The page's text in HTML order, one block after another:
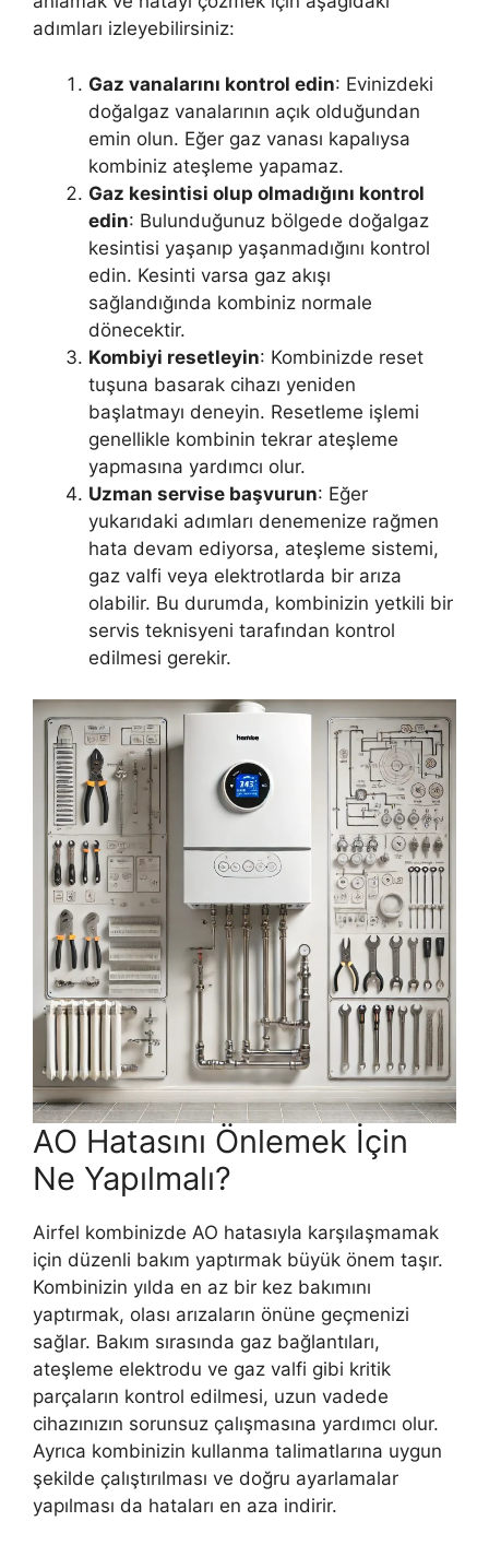
adımları izleyebilirsiniz:
Gaz vanalarını kontrol edin: Evinizdeki
doğalgaz vanalarının açık olduğundan
emin olun. Eğer gaz vanası kapalıysa
kombiniz ateşleme yapamaz.
Gaz kesintisi olup olmadığını kontrol
edin: Bulunduğunuz bölgede doğalgaz
kesintisi yaşanıp yaşanmadığını kontrol
edin. Kesinti varsa gaz akışı
sağlandığında kombiniz normale
dönecektir.
Kombiyi resetleyin: Kombinizde reset
tuşuna basarak cihazı yeniden
başlatmayı deneyin. Resetleme işlemi
genellikle kombinin tekrar ateşleme
yapmasına yardımcı olur.
Uzman servise başvurun: Eğer
yukarıdaki adımları denemenize rağmen
hata devam ediyorsa, ateşleme sistemi,
gaz valfi veya elektrotlarda bir arıza
olabilir. Bu durumda, kombinizin yetkili bir
servis teknisyeni tarafından kontrol
edilmesi gerekir.
AO Hatasını Önlemek İçin
Ne Yapılmalı?
Airfel kombinizde AO hatasıyla karşılaşmamak
için düzenli bakım yaptırmak büyük önem taşır.
Kombinizin yılda en az bir kez bakımını
yaptırmak, olası arızaların önüne geçmenizi
sağlar. Bakım sırasında gaz bağlantıları,
ateşleme elektrodu ve gaz valfi gibi kritik
parçaların kontrol edilmesi, uzun vadede
cihazınızın sorunsuz çalışmasına yardımcı olur.
Ayrıca kombinizin kullanma talimatlarına uygun
şekilde çalıştırılması ve doğru ayarlamalar
yapılması da hataları en aza indirir.